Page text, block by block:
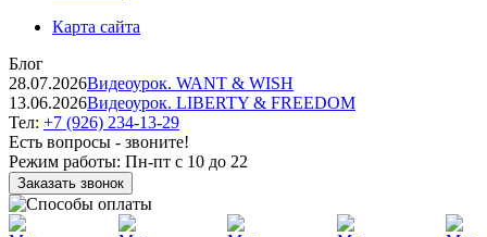
Карта сайта
Блог
28.07.2026Видеоурок. WANT & WISH
13.06.2026Видеоурок. LIBERTY & FREEDOM
Тел: +7 (926) 234-13-29
Есть вопросы - звоните!
Режим работы: Пн-пт с 10 до 22
Заказать звонок